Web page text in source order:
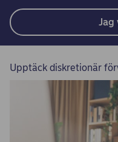
Jag
Upptäck diskretionär